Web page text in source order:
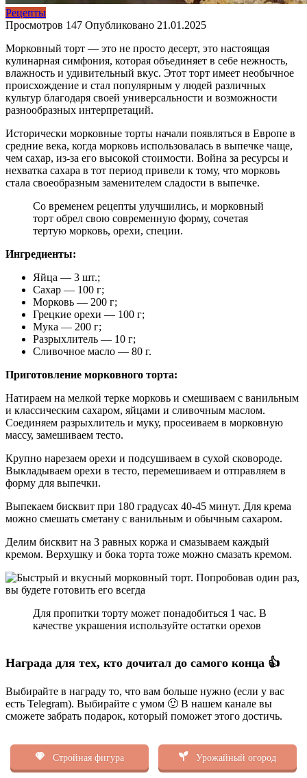
Рецепты
Просмотров 147 Опубликовано 21.01.2025
Морковный торт — это не просто десерт, это настоящая
кулинарная симфония, которая объединяет в себе нежность,
влажность и удивительный вкус. Этот торт имеет необычное
происхождение и стал популярным у людей различных
культур благодаря своей универсальности и возможности
разнообразных интерпретаций.
Исторически морковные торты начали появляться в Европе в
средние века, когда морковь использовалась в выпечке чаще,
чем сахар, из-за его высокой стоимости. Война за ресурсы и
нехватка сахара в тот период привели к тому, что морковь
стала своеобразным заменителем сладости в выпечке.
Со временем рецепты улучшились, и морковный
торт обрел свою современную форму, сочетая
тертую морковь, орехи, специи.
Ингредиенты:
Яйца — 3 шт.;
Сахар — 100 г;
Морковь — 200 г;
Грецкие орехи — 100 г;
Мука — 200 г;
Разрыхлитель — 10 г;
Сливочное масло — 80 г.
Приготовление морковного торта:
Натираем на мелкой терке морковь и смешиваем с ванильным
и классическим сахаром, яйцами и сливочным маслом.
Соединяем разрыхлитель и муку, просеиваем в морковную
массу, замешиваем тесто.
Крупно нарезаем орехи и подсушиваем в сухой сковороде.
Выкладываем орехи в тесто, перемешиваем и отправляем в
форму для выпечки.
Выпекаем бисквит при 180 градусах 40-45 минут. Для крема
можно смешать сметану с ванильным и обычным сахаром.
Делим бисквит на 3 равных коржа и смазываем каждый
кремом. Верхушку и бока торта тоже можно смазать кремом.
Для пропитки торту может понадобиться 1 час. В
качестве украшения используйте остатки орехов
Награда для тех, кто дочитал до самого конца 👍
Выбирайте в награду то, что вам больше нужно (если у вас
есть Telegram). Выбирайте с умом 🙂 В нашем канале вы
сможете забрать подарок, который поможет этого достичь.
Стройная фигура Урожайный огород